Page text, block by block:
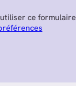
ce formulaire